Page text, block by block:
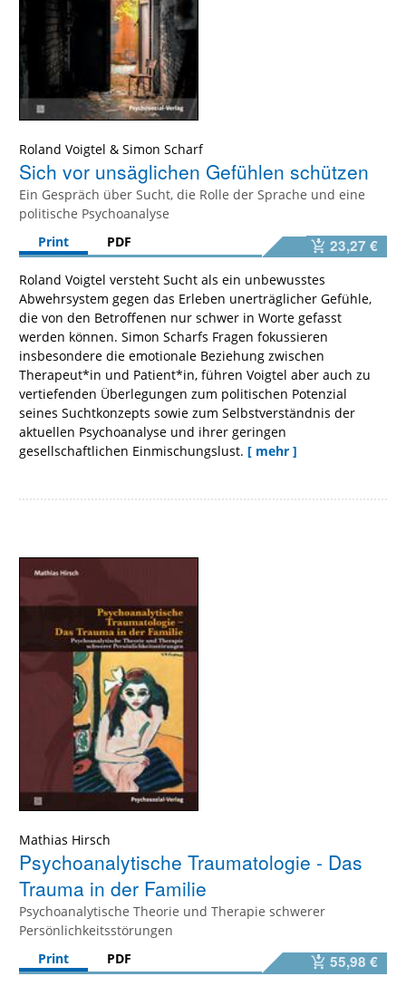
Roland Voigtel & Simon Scharf
Sich vor unsäglichen Gefühlen schützen
Ein Gespräch über Sucht, die Rolle der Sprache und eine
politische Psychoanalyse
Print
PDF 23,27 €
Roland Voigtel versteht Sucht als ein unbewusstes
Abwehrsystem gegen das Erleben unerträglicher Gefühle,
die von den Betroffenen nur schwer in Worte gefasst
werden können. Simon Scharfs Fragen fokussieren
insbesondere die emotionale Beziehung zwischen
Therapeut*in und Patient*in, führen Voigtel aber auch zu
vertiefenden Überlegungen zum politischen Potenzial
seines Suchtkonzepts sowie zum Selbstverständnis der
aktuellen Psychoanalyse und ihrer geringen
gesellschaftlichen Einmischungslust. [ mehr ]
Mathias Hirsch
Psychoanalytische Traumatologie - Das
Trauma in der Familie
Psychoanalytische Theorie und Therapie schwerer
Persönlichkeitsstörungen
Print
PDF 55,98 €